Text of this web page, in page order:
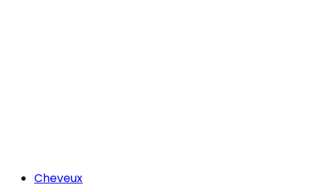
Cheveux